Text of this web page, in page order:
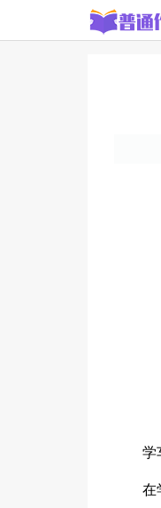
学
在